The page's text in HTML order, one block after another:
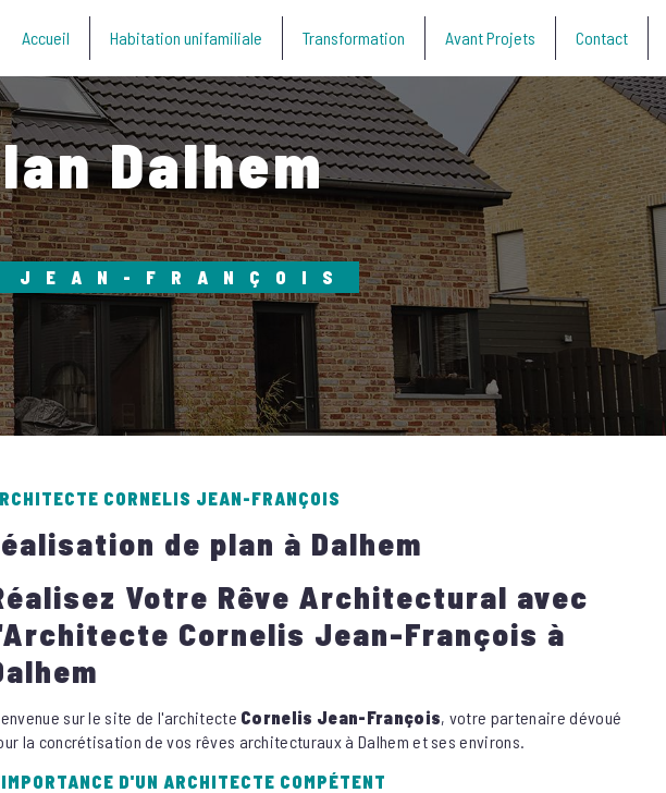
Accueil Habitation unifamiliale Transformation Avant Projets Contact
Dalhem
JEAN-FRANÇOIS
CORNELIS JEAN-FRANÇOIS
de plan à Dalhem
Votre Rêve Architectural avec
Cornelis Jean-François à
sur le site de l'architecte Cornelis Jean-François, votre partenaire dévoué
la concrétisation de vos rêves architecturaux à Dalhem et ses environs.
D'UN ARCHITECTE COMPÉTENT